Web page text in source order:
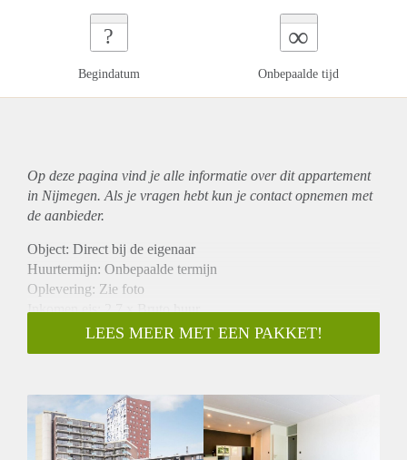
?
Begindatum
∞
Onbepaalde tijd
Op deze pagina vind je alle informatie over ditappartement
in Nijmegen. Als je vragen hebt kun je contact opnemen met
de aanbieder.
Object: Direct bij de eigenaar
Huurtermijn: Onbepaalde termijn
Oplevering: Zie foto
Inkomen eis: 2,7 x Bruto huur
Garantiestelling mogelijk: Ja
Borg: 1 Maand
Huisdieren toegestaan: Afhankelijk van de Eigenaar
Huurtoeslag grens: Nee
Geschikt voor studenten: Afhankelijk van de Eigenaar
LEES MEER MET EEN PAKKET!